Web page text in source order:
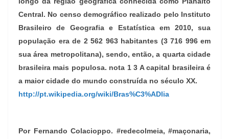
Central. No censo demográfico realizado pelo Instituto
Brasileiro de Geografia e Estatística em 2010, sua
população era de 2 562 963 habitantes (3 716 996 em
sua área metropolitana), sendo, então, a quarta cidade
brasileira mais populosa. nota 1 3 A capital brasileira é
a maior cidade do mundo construída no século XX.
http://pt.wikipedia.org/wiki/Bras%C3%ADlia
Por Fernando Colacioppo. #redecolmeia, #maçonaria,